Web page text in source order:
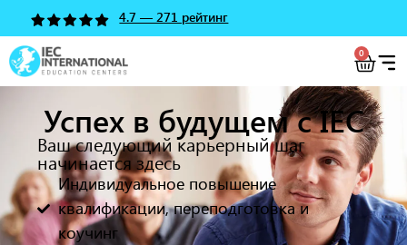
4.7 — 271 рейтинг
0
Успех в будущем с IEC
Ваш следующий карьерный шаг
начинается здесь
Индивидуальное повышение
квалификации, переподготовка и
коучинг